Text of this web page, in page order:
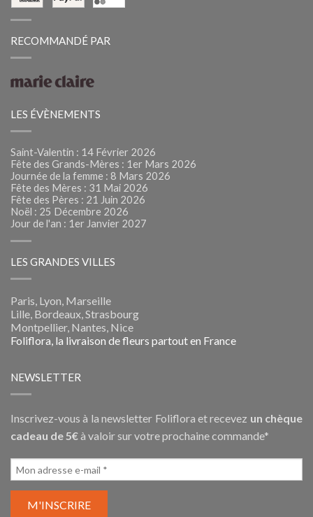
RECOMMANDÉ PAR
LES ÉVÈNEMENTS
Saint-Valentin : 14 Février 2026
Fête des Grands-Mères : 1er Mars 2026
Journée de la femme : 8 Mars 2026
Fête des Mères : 31 Mai 2026
Fête des Pères : 21 Juin 2026
Noël : 25 Décembre 2026
Jour de l'an : 1er Janvier 2027
LES GRANDES VILLES
Paris, Lyon, Marseille
Lille, Bordeaux, Strasbourg
Montpellier, Nantes, Nice
Foliflora, la livraison de fleurs partout en France
NEWSLETTER
Inscrivez-vous à la newsletter Foliflora et recevez un chèque
cadeau de 5€à valoir sur votre prochaine commande*